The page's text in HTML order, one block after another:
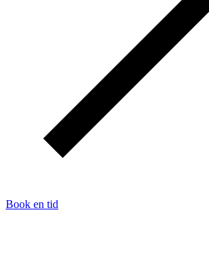
Book en tid